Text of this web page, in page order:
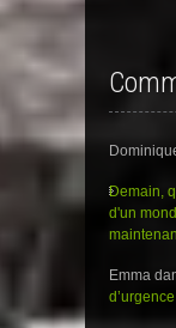
Demain,
d'un
Emma